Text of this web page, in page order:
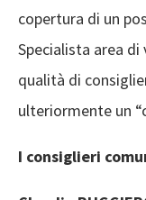
copertura di un
Specialista area
qualità di
ulteriormente un
I consiglieri